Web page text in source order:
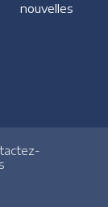
nouvelles